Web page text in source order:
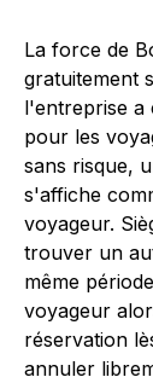
La force de
gratuitement
l'entreprise a
pour les
sans risque,
s'affiche
voyageur.
trouver un
même
voyageur
réservation
annuler